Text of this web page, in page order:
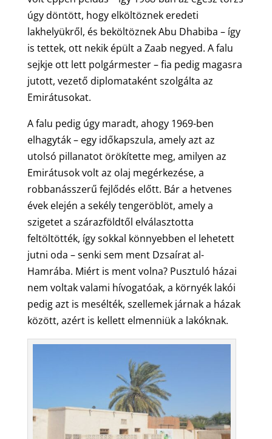
úgy döntött, hogy elköltöznek eredeti
lakhelyükről, és beköltöznek Abu Dhabiba – így
is tettek, ott nekik épült a Zaab negyed. A falu
sejkje ott lett polgármester – fia pedig magasra
jutott, vezető diplomataként szolgálta az
Emirátusokat.
A falu pedig úgy maradt, ahogy 1969-ben
elhagyták – egy időkapszula, amely azt az
utolsó pillanatot örökítette meg, amilyen az
Emirátusok volt az olaj megérkezése, a
robbanásszerű fejlődés előtt. Bár a hetvenes
évek elején a sekély tengeröblöt, amely a
szigetet a szárazföldtől elválasztotta
feltöltötték, így sokkal könnyebben el lehetett
jutni oda – senki sem ment Dzsaírat al-
Hamrába. Miért is ment volna? Pusztuló házai
nem voltak valami hívogatóak, a környék lakói
pedig azt is mesélték, szellemek járnak a házak
között, azért is kellett elmenniük a lakóknak.